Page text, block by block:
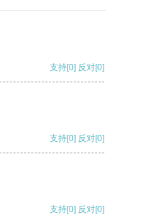
支持[0] 反对[0]
支持[0] 反对[0]
支持[0] 反对[0]